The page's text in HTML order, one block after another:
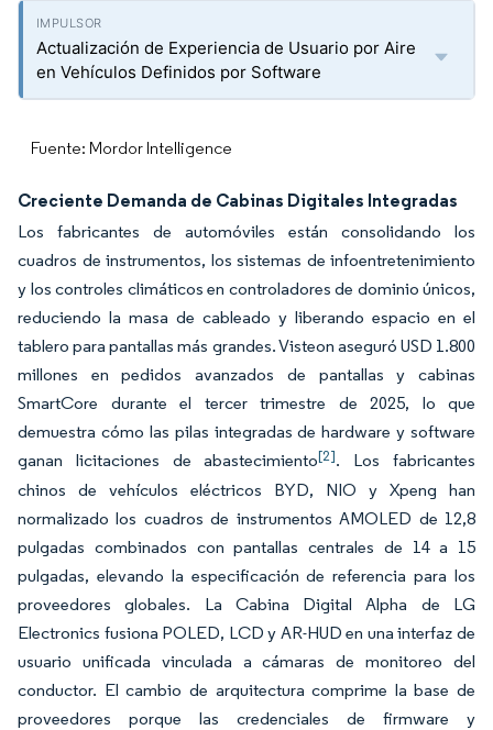
Actualización de Experiencia de Usuario por Aire
en Vehículos Definidos por Software
Fuente: Mordor Intelligence
Creciente Demanda de Cabinas Digitales Integradas
Los fabricantes de automóviles están consolidando los
cuadros de instrumentos, los sistemas de infoentretenimiento
y los controles climáticos en controladores de dominio únicos,
reduciendo la masa de cableado y liberando espacio en el
tablero para pantallas más grandes. Visteon aseguró USD 1.800
millones en pedidos avanzados de pantallas y cabinas
SmartCore durante el tercer trimestre de 2025, lo que
demuestra cómo las pilas integradas de hardware y software
ganan licitaciones de abastecimiento[2]. Los fabricantes
chinos de vehículos eléctricos BYD, NIO y Xpeng han
normalizado los cuadros de instrumentos AMOLED de 12,8
pulgadas combinados con pantallas centrales de 14 a 15
pulgadas, elevando la especificación de referencia para los
proveedores globales. La Cabina Digital Alpha de LG
Electronics fusiona POLED, LCD y AR-HUD en una interfaz de
usuario unificada vinculada a cámaras de monitoreo del
conductor. El cambio de arquitectura comprime la base de
proveedores porque las credenciales de firmware y